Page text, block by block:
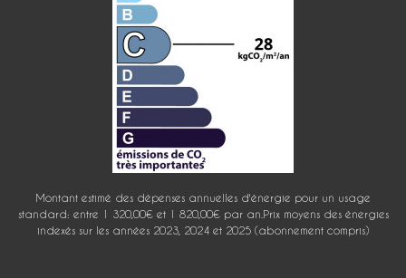
Montant estimé des dépenses annuelles d'énergie pour un usage
standard: entre 1 320,00€ et 1 820,00€ par an.Prix moyens des énergies
indexés sur les années 2023, 2024 et 2025 (abonnement compris)